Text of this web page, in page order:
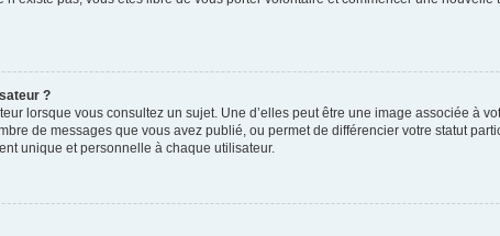
?
lorsque vous consultez un sujet. Une d’elles peut être une image associée à
de messages que vous avez publié, ou permet de différencier votre statut
unique et personnelle à chaque utilisateur.